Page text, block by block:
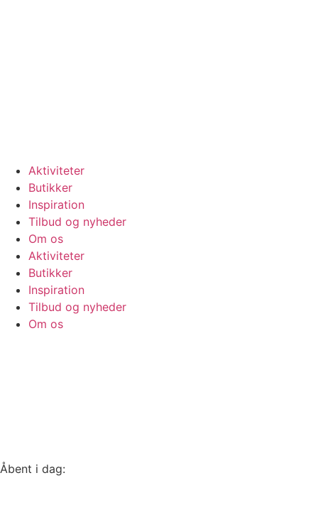
Aktiviteter
Butikker
Inspiration
Tilbud og nyheder
Om os
Aktiviteter
Butikker
Inspiration
Tilbud og nyheder
Om os
Åbent i dag: